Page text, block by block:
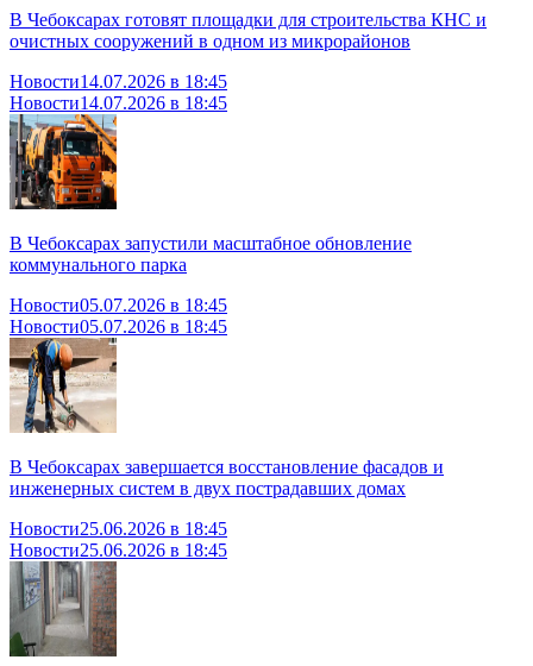
В Чебоксарах готовят площадки для строительства КНС и
очистных сооружений в одном из микрорайонов
Новости14.07.2026 в 18:45
Новости14.07.2026 в 18:45
В Чебоксарах запустили масштабное обновление
коммунального парка
Новости05.07.2026 в 18:45
Новости05.07.2026 в 18:45
В Чебоксарах завершается восстановление фасадов и
инженерных систем в двух пострадавших домах
Новости25.06.2026 в 18:45
Новости25.06.2026 в 18:45